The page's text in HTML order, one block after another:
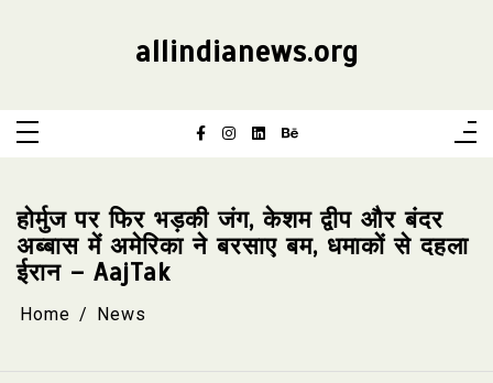
allindianews.org
होर्मुज पर फिर भड़की जंग, केशम द्वीप और बंदर
अब्बास में अमेरिका ने बरसाए बम, धमाकों से दहला
ईरान – AajTak
Home News